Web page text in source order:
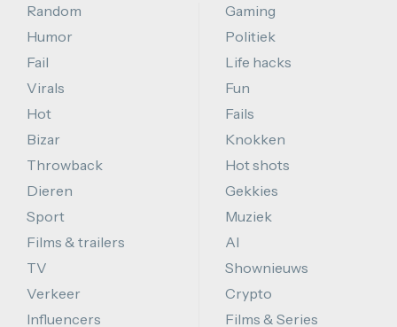
Random
Humor
Fail
Virals
Hot
Bizar
Throwback
Dieren
Sport
Films & trailers
TV
Verkeer
Influencers
Gaming
Politiek
Life hacks
Fun
Fails
Knokken
Hot shots
Gekkies
Muziek
AI
Shownieuws
Crypto
Films & Series